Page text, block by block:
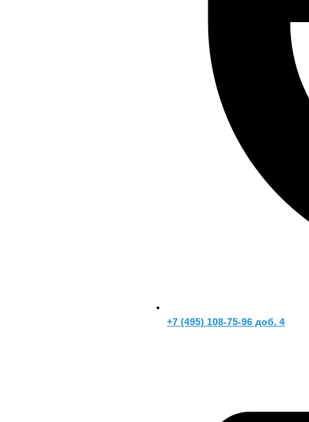
+7 (495) 108-75-96 доб. 4